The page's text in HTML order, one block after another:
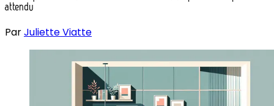
attendu
ParJuliette Viatte